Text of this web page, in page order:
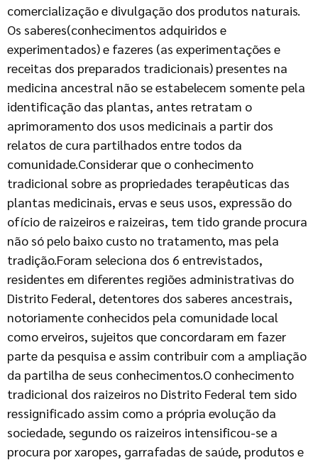
comercialização e divulgação dos produtos naturais.
Os saberes(conhecimentos adquiridos e
experimentados) e fazeres (as experimentações e
receitas dos preparados tradicionais) presentes na
medicina ancestral não se estabelecem somente pela
identificação das plantas, antes retratam o
aprimoramento dos usos medicinais a partir dos
relatos de cura partilhados entre todos da
comunidade.Considerar que o conhecimento
tradicional sobre as propriedades terapêuticas das
plantas medicinais, ervas e seus usos, expressão do
ofício de raizeiros e raizeiras, tem tido grande procura
não só pelo baixo custo no tratamento, mas pela
tradição.Foram seleciona dos 6 entrevistados,
residentes em diferentes regiões administrativas do
Distrito Federal, detentores dos saberes ancestrais,
notoriamente conhecidos pela comunidade local
como erveiros, sujeitos que concordaram em fazer
parte da pesquisa e assim contribuir com a ampliação
da partilha de seus conhecimentos.O conhecimento
tradicional dos raizeiros no Distrito Federal tem sido
ressignificado assim como a própria evolução da
sociedade, segundo os raizeiros intensificou-se a
procura por xaropes, garrafadas de saúde, produtos e